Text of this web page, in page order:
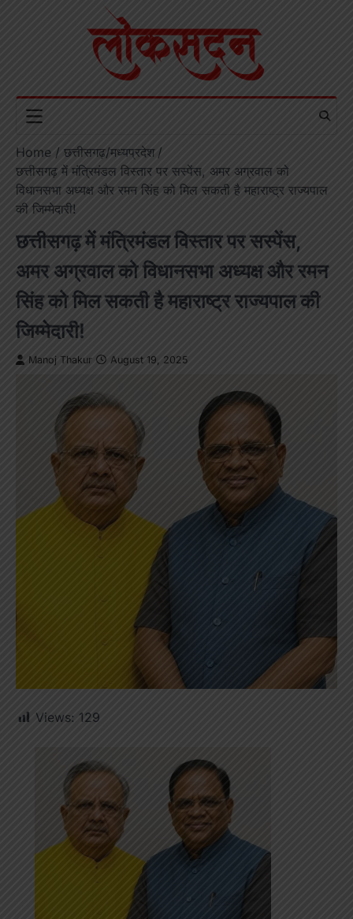
Home
छत्तीसगढ़/मध्यप्रदेश
छत्तीसगढ़ में मंत्रिमंडल विस्तार पर सस्पेंस, अमर अग्रवाल को
विधानसभा अध्यक्ष और रमन सिंह को मिल सकती है महाराष्ट्र राज्यपाल
की जिम्मेदारी!
छत्तीसगढ़ में मंत्रिमंडल विस्तार पर सस्पेंस,
अमर अग्रवाल को विधानसभा अध्यक्ष और रमन
सिंह को मिल सकती है महाराष्ट्र राज्यपाल की
जिम्मेदारी!
Manoj Thakur August 19, 2025
Views: 129